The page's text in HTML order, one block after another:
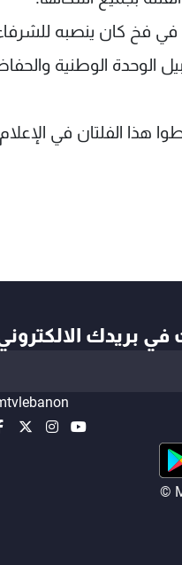
في فخ كان ينصبه
الوحدة الوطنية
هذا الفلتان في
في بريدك
©